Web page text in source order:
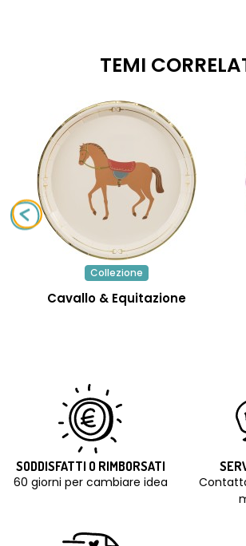
TEMI
Collezione
Cavallo & Equitazione
SODDISFATTI O RIMBORSATI
60 giorni per cambiare idea